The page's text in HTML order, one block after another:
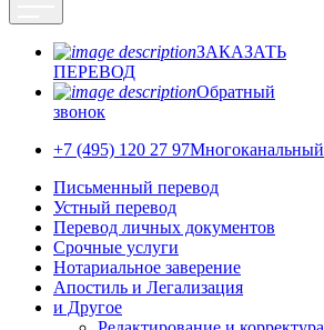
ЗАКАЗАТЬ
ПЕРЕВОД
Обратный
звонок
+7 (495) 120 27 97Многоканальный
Письменный перевод
Устный перевод
Перевод личных документов
Срочные услуги
Нотариальное заверение
Апостиль и Легализация
и Другое